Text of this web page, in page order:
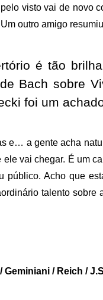
pelo visto vai de novo
Um outro amigo
é tão
Bach sobre
foi um
e… a gente acha
vai chegar. É um
público. Acho que
talento sobre
/ Reich /